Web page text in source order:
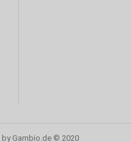
by Gambio.de © 2020